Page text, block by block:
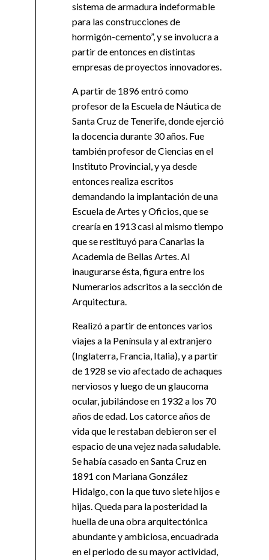
sistema de armadura indeformable
para las construcciones de
hormigón-cemento”, y se involucra a
partir de entonces en distintas
empresas de proyectos innovadores.
A partir de 1896 entró como
profesor de la Escuela de Náutica de
Santa Cruz de Tenerife, donde ejerció
la docencia durante 30 años. Fue
también profesor de Ciencias en el
Instituto Provincial, y ya desde
entonces realiza escritos
demandando la implantación de una
Escuela de Artes y Oficios, que se
crearía en 1913 casi al mismo tiempo
que se restituyó para Canarias la
Academia de Bellas Artes. Al
inaugurarse ésta, figura entre los
Numerarios adscritos a la sección de
Arquitectura.
Realizó a partir de entonces varios
viajes a la Península y al extranjero
(Inglaterra, Francia, Italia), y a partir
de 1928 se vio afectado de achaques
nerviosos y luego de un glaucoma
ocular, jubilándose en 1932 a los 70
años de edad. Los catorce años de
vida que le restaban debieron ser el
espacio de una vejez nada saludable.
Se había casado en Santa Cruz en
1891 con Mariana González
Hidalgo, con la que tuvo siete hijos e
hijas. Queda para la posteridad la
huella de una obra arquitectónica
abundante y ambiciosa, encuadrada
en el periodo de su mayor actividad,